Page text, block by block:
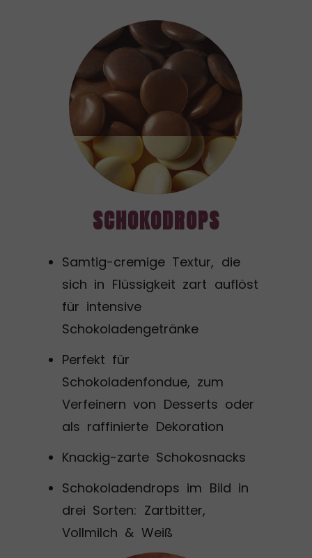
SCHOKODROPS
Samtig-cremige Textur, die
sich in Flüssigkeit zart auflöst
für intensive
Schokoladengetränke
Perfekt für
Schokoladenfondue, zum
Verfeinern von Desserts oder
als raffinierte Dekoration
Knackig-zarte Schokosnacks
Schokoladendrops im Bild in
drei Sorten: Zartbitter,
Vollmilch & Weiß